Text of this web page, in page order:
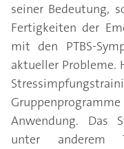
seiner Bedeutung,
Fertigkeiten der
mit den PTBS-
aktueller Probleme.
Anwendung. Das
unter anderem